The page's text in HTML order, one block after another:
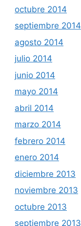
octubre 2014
septiembre 2014
agosto 2014
julio 2014
junio 2014
mayo 2014
abril 2014
marzo 2014
febrero 2014
enero 2014
diciembre 2013
noviembre 2013
octubre 2013
septiembre 2013